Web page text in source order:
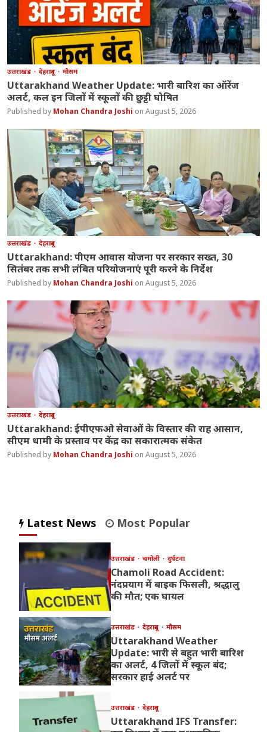
उत्तराखंड देहरादून मौसम
Uttarakhand Weather Update: भारी बारिश का ऑरेंज
अलर्ट, कल इन जिलों में स्कूलों की छुट्टी घोषित
Mohan Chandra Joshi August 5, 2026
उत्तराखंड देहरादून
Uttarakhand: पीएम आवास योजना पर सरकार सख्त, 30
सितंबर तक सभी लंबित परियोजनाएं पूरी करने के निर्देश
Mohan Chandra Joshi August 5, 2026
उत्तराखंड देहरादून
Uttarakhand: ईपीएफओ सेवाओं के विस्तार की राह आसान,
सीएम धामी के प्रस्ताव पर केंद्र का सकारात्मक संकेत
Mohan Chandra Joshi August 5, 2026
Latest News Most Popular
उत्तराखंड चमोली दुर्घटना
Chamoli Road Accident:
नंदप्रयाग में बाइक फिसली, श्रद्धालु
की मौत; एक घायल
उत्तराखंड देहरादून मौसम
Uttarakhand Weather
Update: भारी से बहुत भारी बारिश
का अलर्ट, 4 जिलों में स्कूल बंद;
सरकार हाई अलर्ट पर
उत्तराखंड देहरादून
Uttarakhand IFS Transfer: